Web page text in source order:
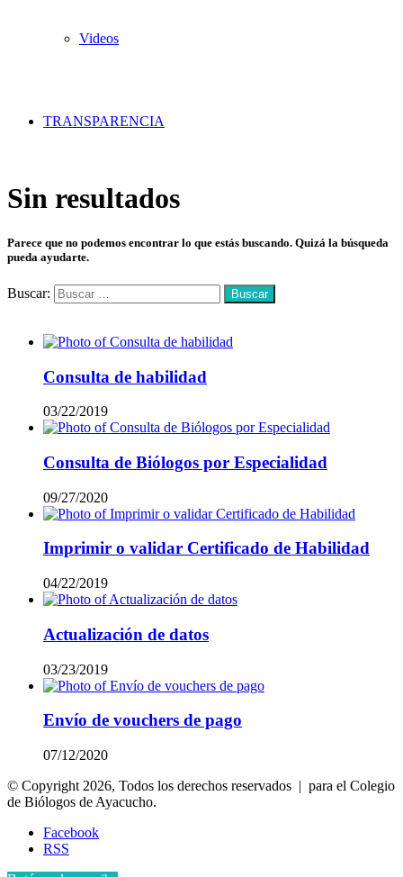
Videos
TRANSPARENCIA
Sin resultados
Parece que no podemos encontrar lo que estás buscando. Quizá la búsqueda
pueda ayudarte.
Buscar:
Consulta de habilidad
03/22/2019
Consulta de Biólogos por Especialidad
09/27/2020
Imprimir o validar Certificado de Habilidad
04/22/2019
Actualización de datos
03/23/2019
Envío de vouchers de pago
07/12/2020
© Copyright 2026, Todos los derechos reservados | para el Colegio
de Biólogos de Ayacucho.
Facebook
RSS